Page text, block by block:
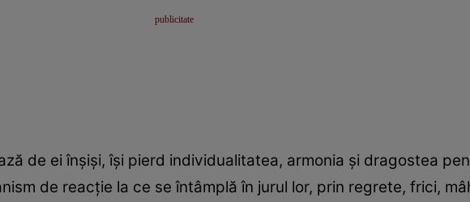
de ei înşişi, îşi pierd individualitatea, armonia şi dragostea
de reacţie la ce se întâmplă în jurul lor, prin regrete, frici,